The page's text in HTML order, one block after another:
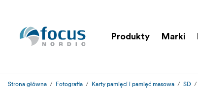
Produkty Marki
Strona główna Fotografia Karty pamięci i pamięć masowa SD